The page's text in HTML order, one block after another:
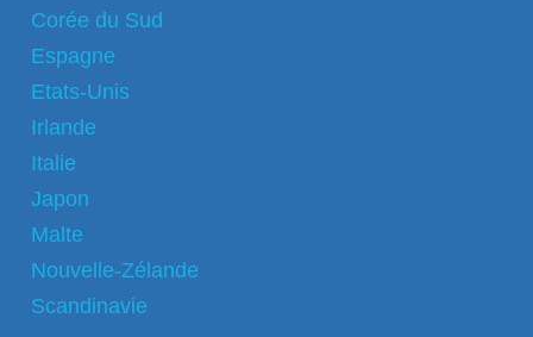
Corée du Sud
Espagne
Etats-Unis
Irlande
Italie
Japon
Malte
Nouvelle-Zélande
Scandinavie